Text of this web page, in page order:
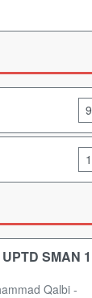
9
1
SMAN 1
Qalbi -